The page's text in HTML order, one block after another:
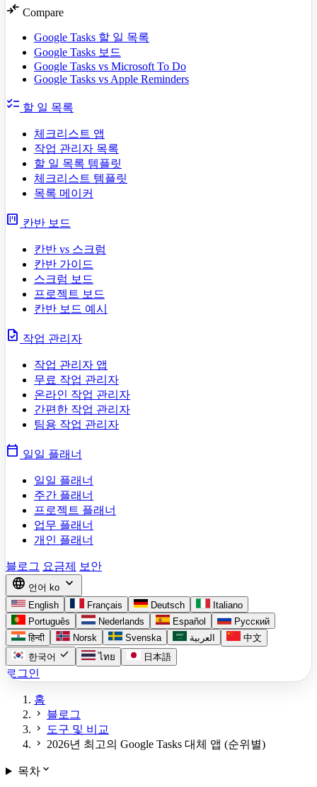
compare_arrows Compare
Google Tasks 할 일 목록
Google Tasks 보드
Google Tasks vs Microsoft To Do
Google Tasks vs Apple Reminders
checklist 할 일 목록
체크리스트 앱
작업 관리자 목록
할 일 목록 템플릿
체크리스트 템플릿
목록 메이커
view_kanban 칸반 보드
칸반 vs 스크럼
칸반 가이드
스크럼 보드
프로젝트 보드
칸반 보드 예시
task 작업 관리자
작업 관리자 앱
무료 작업 관리자
온라인 작업 관리자
간편한 작업 관리자
팀용 작업 관리자
calendar_today 일일 플래너
일일 플래너
주간 플래너
프로젝트 플래너
업무 플래너
개인 플래너
블로그 요금제 보안
language 언어 ko expand_more
English Français Deutsch
Italiano
Português
Nederlands Español
Русский
हिन्दी
Norsk Svenska العربية
中文
한국어 check ไทย 日本語
로그인
홈
chevron_right 블로그
chevron_right 도구 및 비교
chevron_right 2026년 최고의 Google Tasks 대체 앱 (순위별)
목차expand_more